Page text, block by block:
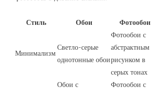
Стиль Обои Фотообои
Минимализм
Светло-серые
однотонные обои
Фотообои с
абстрактным
рисунком в
серых тонах
Обои с
Фотообои с